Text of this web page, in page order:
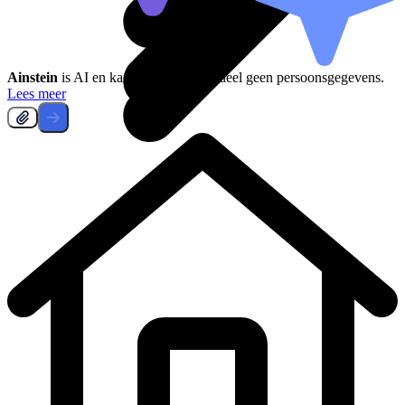
Ainstein is AI en kan fouten maken, deel geen persoonsgegevens.
Lees meer